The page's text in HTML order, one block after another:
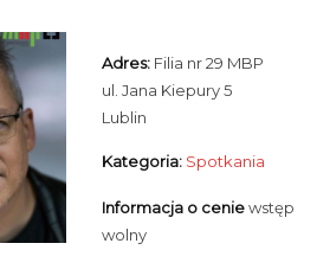
Adres: Filia nr 29 MBP
ul. Jana Kiepury 5
Lublin
Kategoria: Spotkania
Informacja o ceniewstęp
wolny